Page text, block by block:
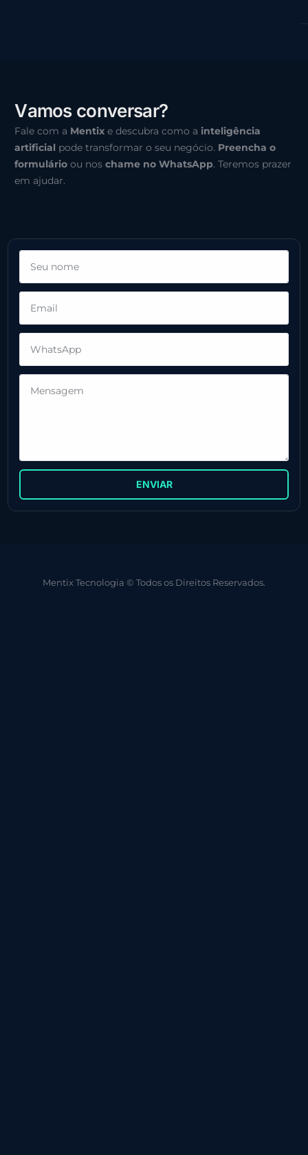
Vamos conversar?
Fale com a Mentix e descubra como a inteligência
artificial pode transformar o seu negócio. Preencha o
formulário ou noschame no WhatsApp. Teremos prazer
em ajudar.
ENVIAR
Mentix Tecnologia © Todos os Direitos Reservados.